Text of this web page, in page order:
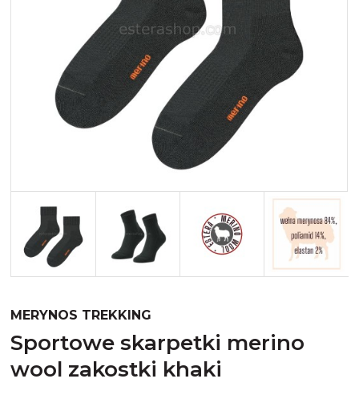
MERYNOS TREKKING
sportowe skarpetki merino
wool zakostki khaki
Merynos trekking
Merynos bezuciskowe
Kaszmir
Kaszmir stopki
Bawełna egipska maco
Bawełna merceryzowana